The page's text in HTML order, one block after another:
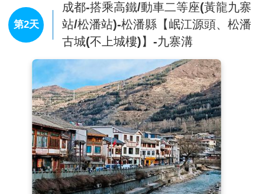
第2天
成都-搭乘高鐵/動車二等座(黃龍九寨
站/松潘站)-松潘縣【岷江源頭、松潘
古城(不上城樓)】-九寨溝